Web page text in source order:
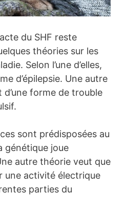
du SHF reste
théories sur les
Selon l’une d’elles,
d’épilepsie. Une autre
d’une forme de trouble
sont prédisposées au
génétique joue
autre théorie veut que
une activité électrique
parties du